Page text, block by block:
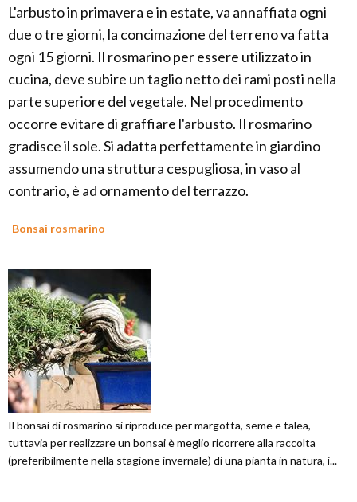
L'arbusto in primavera e in estate, va annaffiata ogni
due o tre giorni, la concimazione del terreno va fatta
ogni 15 giorni. Il rosmarino per essere utilizzato in
cucina, deve subire un taglio netto dei rami posti nella
parte superiore del vegetale. Nel procedimento
occorre evitare di graffiare l'arbusto. Il rosmarino
gradisce il sole. Si adatta perfettamente in giardino
assumendo una struttura cespugliosa, in vaso al
contrario, è ad ornamento del terrazzo.
Bonsai rosmarino
Il bonsai di rosmarino si riproduce per margotta, seme e talea,
tuttavia per realizzare un bonsai è meglio ricorrere alla raccolta
(preferibilmente nella stagione invernale) di una pianta in natura, i...